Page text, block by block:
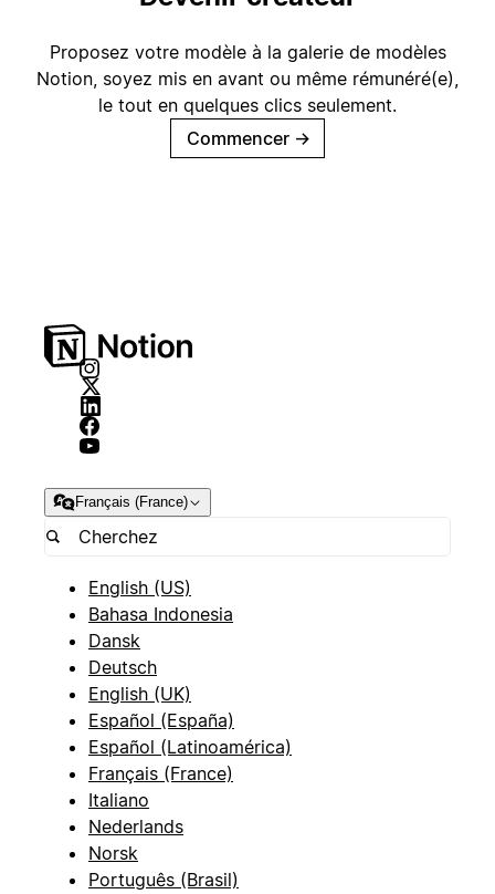
Proposez votre modèle à la galerie de modèles
Notion, soyez mis en avant ou même rémunéré(e),
le tout en quelques clics seulement.
Commencer →
Français (France)
English (US)
Bahasa Indonesia
Dansk
Deutsch
English (UK)
Español (España)
Español (Latinoamérica)
Français (France)
Italiano
Nederlands
Norsk
Português (Brasil)